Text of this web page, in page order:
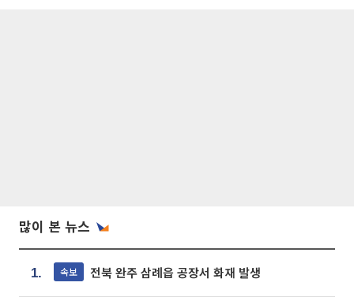
많이 본 뉴스
1. 속보 전북 완주 삼례읍 공장서 화재 발생